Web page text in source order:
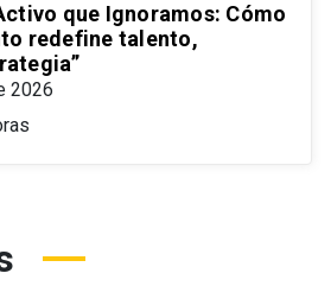
que Ignoramos: Cómo
redefine talento,
2026